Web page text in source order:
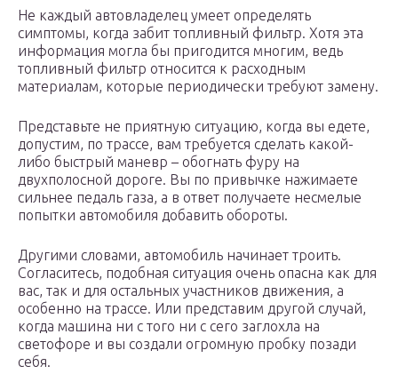
Не каждый автовладелец умеет определять
симптомы, когда забит топливный фильтр. Хотя эта
информация могла бы пригодится многим, ведь
топливный фильтр относится к расходным
материалам, которые периодически требуют замену.
Представьте не приятную ситуацию, когда вы едете,
допустим, по трассе, вам требуется сделать какой-
либо быстрый маневр – обогнать фуру на
двухполосной дороге. Вы по привычке нажимаете
сильнее педаль газа, а в ответ получаете несмелые
попытки автомобиля добавить обороты.
Другими словами, автомобиль начинает троить.
Согласитесь, подобная ситуация очень опасна как для
вас, так и для остальных участников движения, а
особенно на трассе. Или представим другой случай,
когда машина ни с того ни с сего заглохла на
светофоре и вы создали огромную пробку позади
себя.